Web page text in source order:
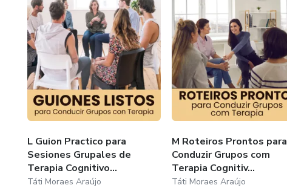
L Guion Practico para
Sesiones Grupales de
Terapia Cognitivo...
Táti Moraes Araújo
M Roteiros Prontos para
Conduzir Grupos com
Terapia Cognitiv...
Táti Moraes Araújo